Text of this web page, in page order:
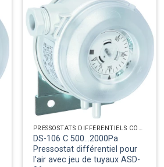
PRESSOSTATS DIFFÉRENTIELS CÔTÉ AIR
DS-106 C 500...2000Pa
Pressostat différentiel pour
l'air avec jeu de tuyaux ASD-